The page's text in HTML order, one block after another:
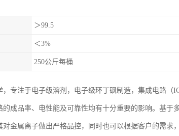
＞99.5
＜3%
250公斤每桶
，专注于电子级溶剂，电子级环丁砜制造，集成电路
的成品率、电性能及可靠性均有十分重要的影响。基
对金属离子做出严格品控，同时也可以根据客户的需求